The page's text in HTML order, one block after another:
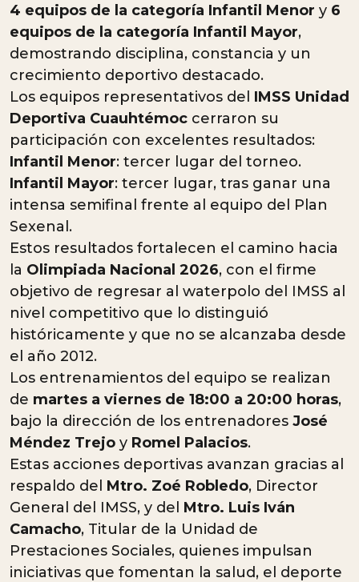
4 equipos de la categoría Infantil Menor y 6
equipos de la categoría Infantil Mayor,
demostrando disciplina, constancia y un
crecimiento deportivo destacado.
Los equipos representativos del IMSS Unidad
Deportiva Cuauhtémoc cerraron su
participación con excelentes resultados:
Infantil Menor: tercer lugar del torneo.
Infantil Mayor: tercer lugar, tras ganar una
intensa semifinal frente al equipo del Plan
Sexenal.
Estos resultados fortalecen el camino hacia
la Olimpiada Nacional 2026, con el firme
objetivo de regresar al waterpolo del IMSS al
nivel competitivo que lo distinguió
históricamente y que no se alcanzaba desde
el año 2012.
Los entrenamientos del equipo se realizan
de martes a viernes de 18:00 a 20:00 horas,
bajo la dirección de los entrenadores José
Méndez Trejo y Romel Palacios.
Estas acciones deportivas avanzan gracias al
respaldo del Mtro. Zoé Robledo, Director
General del IMSS, y del Mtro. Luis Iván
Camacho, Titular de la Unidad de
Prestaciones Sociales, quienes impulsan
iniciativas que fomentan la salud, el deporte